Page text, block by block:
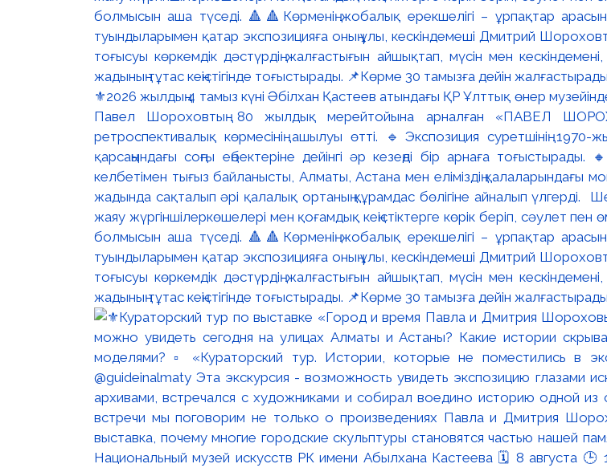
⚜️2026 жылдың 4 тамыз күні Әбілхан Қастеев атындағы ҚР Ұлттық өнер музейінде
Павел Шороховтың 80 жылдық мерейтойына арналған «ПАВЕЛ
ретроспективалық көрмесінің ашылуы өтті. 🔹Экспозиция суретшінің
қарсаңындағы соңғы еңбектеріне дейінгі әр кезеңді бір арнаға
келбетімен тығыз байланысты, Алматы, Астана мен еліміздің қалаларындағы
жадында сақталып әрі қалалық ортаның құрамдас бөлігіне айналып үлгерді.
жаяу жүргіншілеркөшелері мен қоғамдық кеңістіктерге көрік беріп, сәулет пен
болмысын аша түседі. 🔺🔺Көрменің жобалық ерекшелігі – ұрпақтар
туындыларымен қатар экспозицияға оның ұлы, кескіндемеші Дмитрий
тоғысуы көркемдік дәстүрдің жалғастығын айшықтап, мүсін мен
жадының тұтас кеңістігінде тоғыстырады. 📌Көрме 30 тамызға дейін